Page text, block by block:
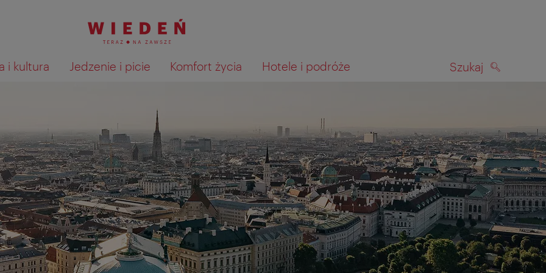
i kultura Jedzenie i picie Komfort życia Hotele i podróże Szukaj